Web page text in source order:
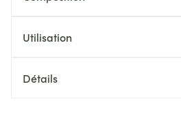
Utilisation
Détails